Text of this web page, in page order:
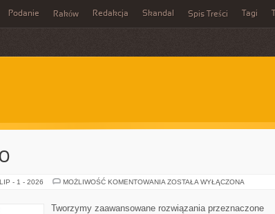
Podanie Raków Redakcja Skandal Spis Treści Tagi
LIP - 1 - 2026 MOŻLIWOŚĆ KOMENTOWANIA PRZEMYSŁ
ZOSTAŁA WYŁĄCZONA
Tworzymy zaawansowane rozwiązania przeznaczone